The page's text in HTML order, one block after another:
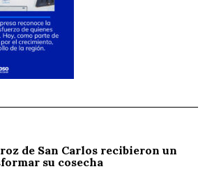
de San Carlos recibieron un
su cosecha